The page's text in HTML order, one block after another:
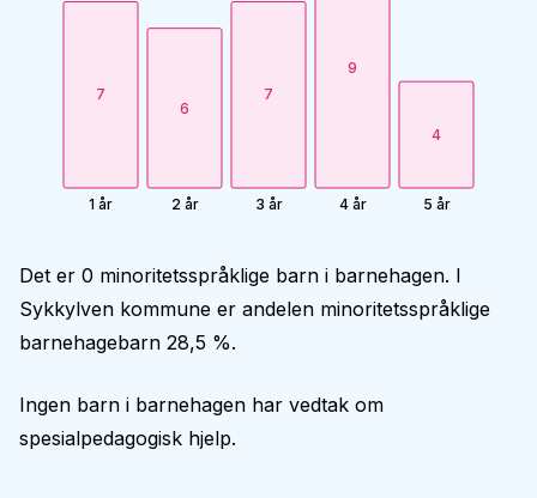
7
1 år
6
2 år
7
3 år
9
4 år
4
5 år
Det er 0 minoritetsspråklige barn i barnehagen. I
Sykkylven kommune er andelen minoritetsspråklige
barnehagebarn 28,5 %.
Ingen barn i barnehagen har vedtak om
spesialpedagogisk hjelp.